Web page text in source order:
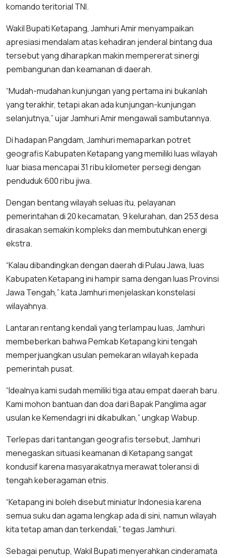
komando teritorial TNI.
Wakil Bupati Ketapang, Jamhuri Amir menyampaikan
apresiasi mendalam atas kehadiran jenderal bintang dua
tersebut yang diharapkan makin mempererat sinergi
pembangunan dan keamanan di daerah.
“Mudah-mudahan kunjungan yang pertama ini bukanlah
yang terakhir, tetapi akan ada kunjungan-kunjungan
selanjutnya,” ujar Jamhuri Amir mengawali sambutannya.
Di hadapan Pangdam, Jamhuri memaparkan potret
geografis Kabupaten Ketapang yang memiliki luas wilayah
luar biasa mencapai 31 ribu kilometer persegi dengan
penduduk 600 ribu jiwa.
Dengan bentang wilayah seluas itu, pelayanan
pemerintahan di 20 kecamatan, 9 kelurahan, dan 253 desa
dirasakan semakin kompleks dan membutuhkan energi
ekstra.
“Kalau dibandingkan dengan daerah di Pulau Jawa, luas
Kabupaten Ketapang ini hampir sama dengan luas Provinsi
Jawa Tengah,” kata Jamhuri menjelaskan konstelasi
wilayahnya.
Lantaran rentang kendali yang terlampau luas, Jamhuri
membeberkan bahwa Pemkab Ketapang kini tengah
memperjuangkan usulan pemekaran wilayah kepada
pemerintah pusat.
“Idealnya kami sudah memiliki tiga atau empat daerah baru.
Kami mohon bantuan dan doa dari Bapak Panglima agar
usulan ke Kemendagri ini dikabulkan,” ungkap Wabup.
Terlepas dari tantangan geografis tersebut, Jamhuri
menegaskan situasi keamanan di Ketapang sangat
kondusif karena masyarakatnya merawat toleransi di
tengah keberagaman etnis.
“Ketapang ini boleh disebut miniatur Indonesia karena
semua suku dan agama lengkap ada di sini, namun wilayah
kita tetap aman dan terkendali,” tegas Jamhuri.
Sebagai penutup, Wakil Bupati menyerahkan cinderamata